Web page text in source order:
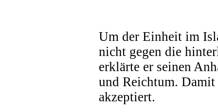
Um der Einheit im
nicht gegen die
erklärte er seinen
und Reichtum.
akzeptiert.